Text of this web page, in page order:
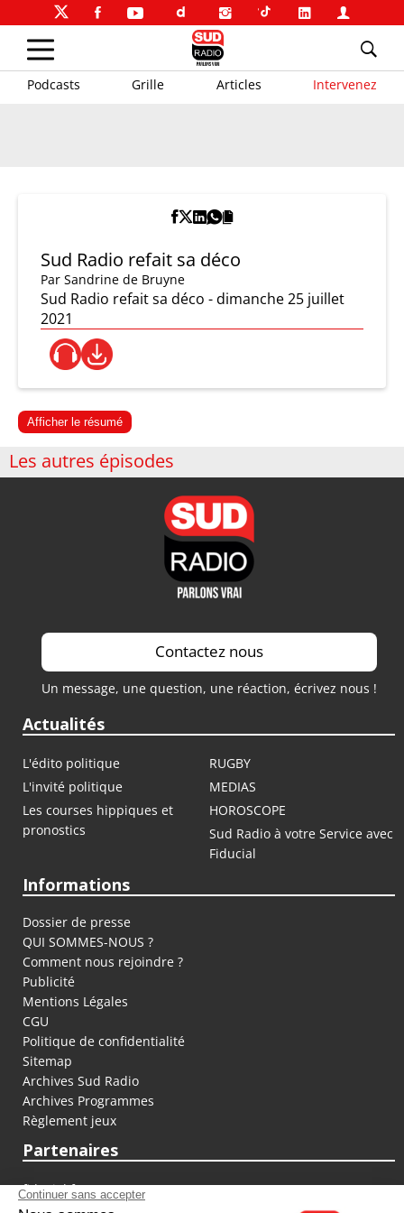
Podcasts Grille Articles Intervenez
Sud Radio refait sa déco
Par Sandrine de Bruyne
Sud Radio refait sa déco - dimanche 25 juillet
2021
Afficher le résumé
Les autres épisodes
Contactez nous
Un message, une question, une réaction, écrivez nous !
Actualités
L'édito politique
RUGBY
L'invité politique
MEDIAS
Les courses hippiques et
pronostics
HOROSCOPE
Sud Radio à votre Service avec
Fiducial
Informations
Dossier de presse
QUI SOMMES-NOUS ?
Comment nous rejoindre ?
Publicité
Mentions Légales
CGU
Politique de confidentialité
Sitemap
Archives Sud Radio
Archives Programmes
Règlement jeux
Partenaires
fiducial.fr